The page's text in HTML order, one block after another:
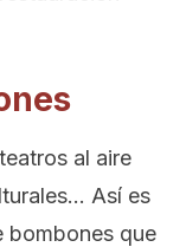
al aire
Así es
bombones que